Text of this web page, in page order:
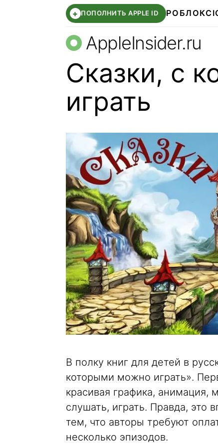
+ ПОПОЛНИТЬ APPLE ID РОБЛОКС
AppleInsider.ru
Сказки, с
играть
В полку книг для детей в
которыми можно играть».
красивая графика, анимация,
слушать, играть. Правда, это
тем, что авторы требуют
несколько эпизодов.